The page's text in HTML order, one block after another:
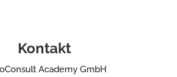
Kontakt
Academy GmbH